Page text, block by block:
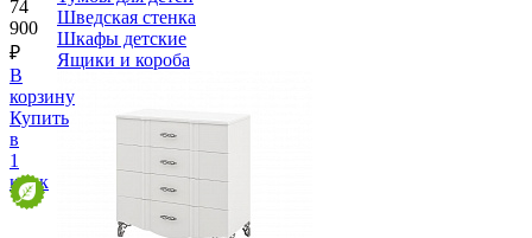
Шведская стенка
Шкафы детские
Ящики и короба
74
900
₽
В
корзину
Купить
в
1
клик